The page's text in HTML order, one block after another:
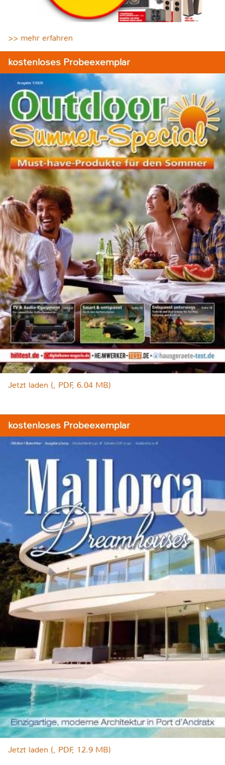
>> mehr erfahren
kostenloses Probeexemplar
Jetzt laden (, PDF, 6.04 MB)
kostenloses Probeexemplar
Jetzt laden (, PDF, 12.9 MB)